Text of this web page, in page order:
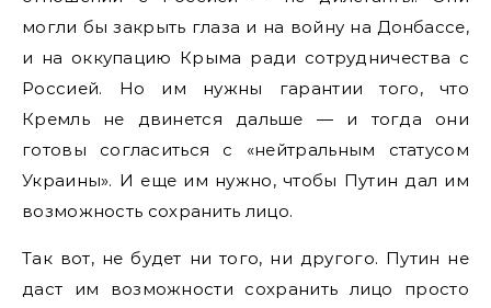
могли бы закрыть глаза и на войну на Донбассе,
и на оккупацию Крыма ради сотрудничества с
Россией. Но им нужны гарантии того, что
Кремль не двинется дальше — и тогда они
готовы согласиться с «нейтральным статусом
Украины». И еще им нужно, чтобы Путин дал им
возможность сохранить лицо.
Так вот, не будет ни того, ни другого. Путин не
даст им возможности сохранить лицо просто